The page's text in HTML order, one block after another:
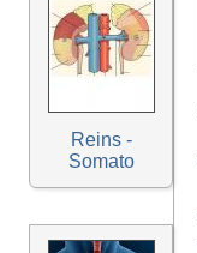
Reins -
Somato